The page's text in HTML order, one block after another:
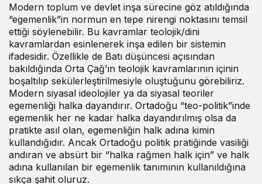
Modern toplum ve devlet inşa sürecine göz atıldığında
“egemenlik”in normun en tepe nirengi noktasını temsil
ettiği söylenebilir. Bu kavramlar teolojik/dini
kavramlardan esinlenerek inşa edilen bir sistemin
ifadesidir. Özellikle de Batı düşüncesi açısından
bakıldığında Orta Çağ’ın teolojik kavramlarının içinin
boşaltılıp sekülerleştirilmesiyle oluştuğunu görebiliriz.
Modern siyasal ideolojiler ya da siyasal teoriler
egemenliği halka dayandırır. Ortadoğu “teo-politik”inde
egemenlik her ne kadar halka dayandırılmış olsa da
pratikte asıl olan, egemenliğin halk adına kimin
kullandığıdır. Ancak Ortadoğu politik pratiğinde vasiliği
andıran ve absürt bir “halka rağmen halk için” ve halk
adına kullanılan bir egemenlik tanımının kullanıldığına
sıkça şahit oluruz.